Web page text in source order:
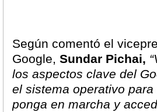
Según comentó el
Google, Sundar Pichai,
los aspectos clave del
el sistema operativo
ponga en marcha y